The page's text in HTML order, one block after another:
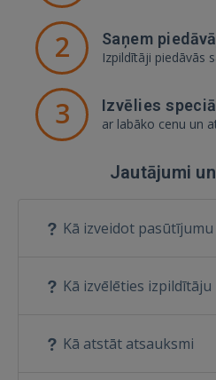
2 Saņem
Izpildītāji piedāvās
3 Izvēlies
ar labāko cenu un
Jautājumi
Kā izveidot pasūtījumu
Kā izvēlēties izpildītāju
Kā atstāt atsauksmi